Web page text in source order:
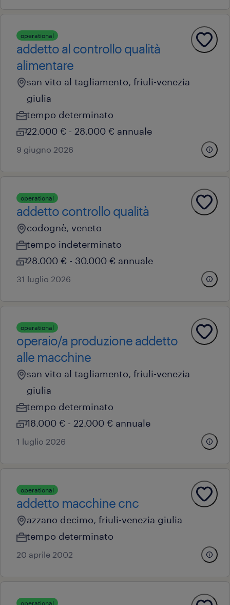
operational
addetto al controllo qualità
alimentare
san vito al tagliamento, friuli-venezia
giulia
tempo determinato
22.000 € - 28.000 € annuale
9 giugno 2026
operational
addetto controllo qualità
codognè, veneto
tempo indeterminato
28.000 € - 30.000 € annuale
31 luglio 2026
operational
operaio/a produzione addetto
alle macchine
san vito al tagliamento, friuli-venezia
giulia
tempo determinato
18.000 € - 22.000 € annuale
1 luglio 2026
operational
addetto macchine cnc
azzano decimo, friuli-venezia giulia
tempo determinato
20 aprile 2002
operational